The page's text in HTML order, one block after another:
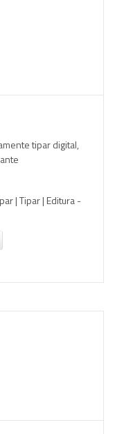
tipar digital,
| Tipar | Editura -